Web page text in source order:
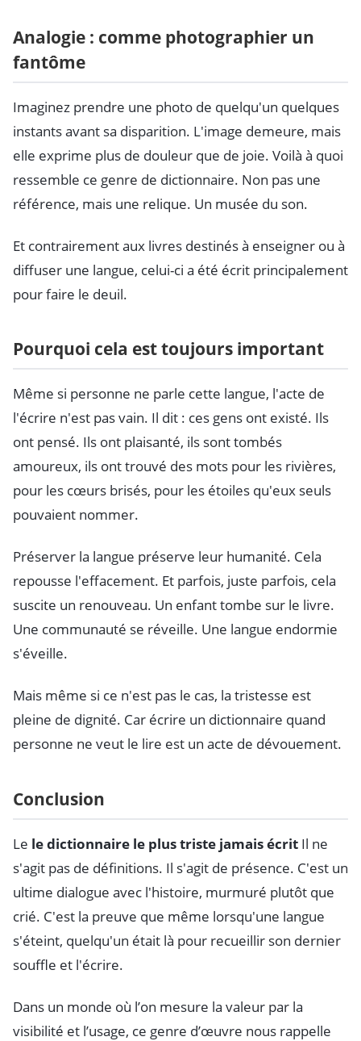
Analogie : comme photographier un
fantôme
Imaginez prendre une photo de quelqu'un quelques
instants avant sa disparition. L'image demeure, mais
elle exprime plus de douleur que de joie. Voilà à quoi
ressemble ce genre de dictionnaire. Non pas une
référence, mais une relique. Un musée du son.
Et contrairement aux livres destinés à enseigner ou à
diffuser une langue, celui-ci a été écrit principalement
pour faire le deuil.
Pourquoi cela est toujours important
Même si personne ne parle cette langue, l'acte de
l'écrire n'est pas vain. Il dit : ces gens ont existé. Ils
ont pensé. Ils ont plaisanté, ils sont tombés
amoureux, ils ont trouvé des mots pour les rivières,
pour les cœurs brisés, pour les étoiles qu'eux seuls
pouvaient nommer.
Préserver la langue préserve leur humanité. Cela
repousse l'effacement. Et parfois, juste parfois, cela
suscite un renouveau. Un enfant tombe sur le livre.
Une communauté se réveille. Une langue endormie
s'éveille.
Mais même si ce n'est pas le cas, la tristesse est
pleine de dignité. Car écrire un dictionnaire quand
personne ne veut le lire est un acte de dévouement.
Conclusion
Le le dictionnaire le plus triste jamais écrit Il ne
s'agit pas de définitions. Il s'agit de présence. C'est un
ultime dialogue avec l'histoire, murmuré plutôt que
crié. C'est la preuve que même lorsqu'une langue
s'éteint, quelqu'un était là pour recueillir son dernier
souffle et l'écrire.
Dans un monde où l’on mesure la valeur par la
visibilité et l’usage, ce genre d’œuvre nous rappelle